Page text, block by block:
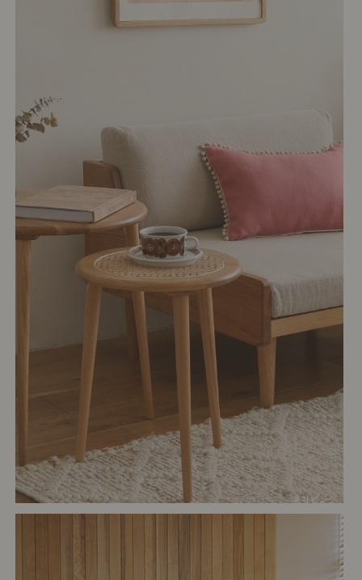
# リビング